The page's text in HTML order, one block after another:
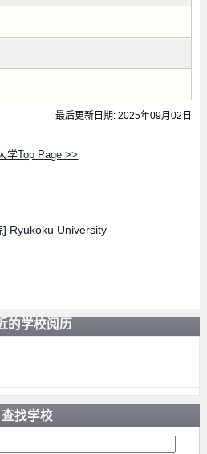
最后更新日期: 2025年09月02日
学Top Page >>
] Ryukoku University
的学校阅历
查找学校